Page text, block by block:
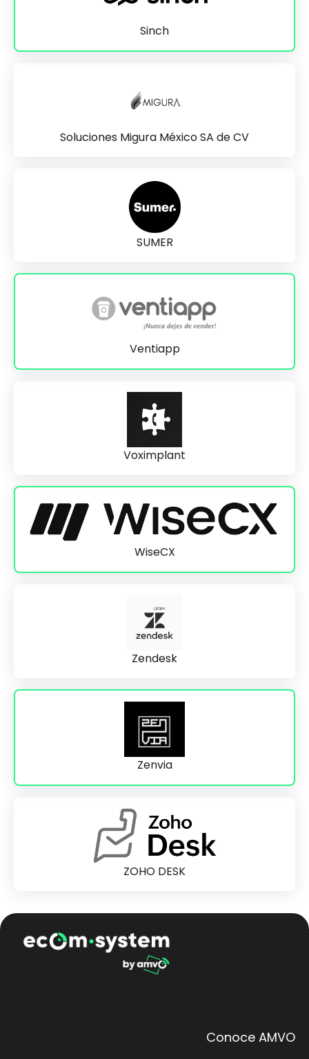
Sinch
Soluciones Migura México SA de CV
SUMER
Ventiapp
Voximplant
WiseCX
Zendesk
Zenvia
ZOHO DESK
Conoce AMVO